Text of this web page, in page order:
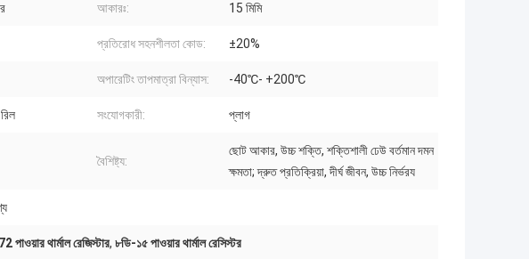
আকারঃ: 15 মিমি
প্রতিরোধ সহনশীলতা কোড: ±20%
অপারেটিং তাপমাত্রা বিন্যাস: -40℃- +200℃
সংযোগকারী: প্লাগ
বৈশিষ্ট্য:
ছোট আকার, উচ্চ শক্তি, শক্তিশালী ঢেউ বর্তমান দমন
ক্ষমতা; দ্রুত প্রতিক্রিয়া, দীর্ঘ জীবন, উচ্চ নির্ভরয
পাওয়ার থার্মাল রেজিস্টার, ৮ডি-১৫ পাওয়ার থার্মাল রেসিস্টর